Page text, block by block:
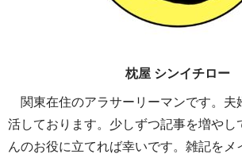
枕屋 シンイチロー
関東在住のアラサーリーマンです。夫
活しております。少しずつ記事を増やし
んのお役に立てれば幸いです。雑記をメ